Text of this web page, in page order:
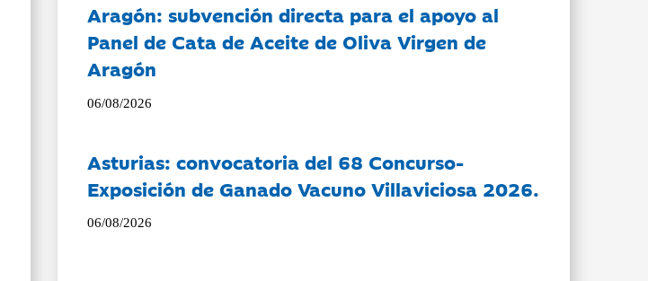
Aragón: subvención directa para el apoyo al
Panel de Cata de Aceite de Oliva Virgen de
Aragón
06/08/2026
Asturias: convocatoria del 68 Concurso-
Exposición de Ganado Vacuno Villaviciosa 2026.
06/08/2026